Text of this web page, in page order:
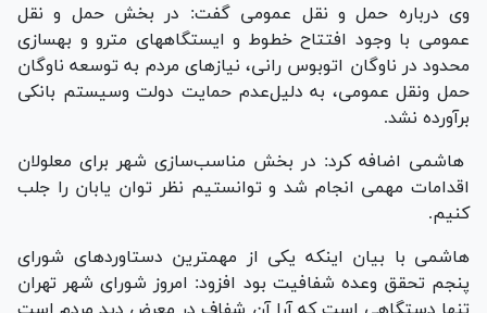
وی درباره حمل و نقل عمومی گفت: در بخش حمل و نقل
عمومی با وجود افتتاح خطوط و ایستگاههای مترو و بهسازی
محدود در ناوگان اتوبوس رانی، نیازهای مردم به توسعه ناوگان
حمل ونقل عمومی، به دلیل‌عدم حمایت دولت وسیستم بانکی
برآورده نشد.
هاشمی اضافه کرد: در بخش مناسب‌سازی شهر برای معلولان
اقدامات مهمی انجام شد و توانستیم نظر توان یابان را جلب
کنیم.
هاشمی با بیان اینکه یکی از مهمترین دستاوردهای شورای
پنجم تحقق وعده شفافیت بود افزود: امروز شورای شهر تهران